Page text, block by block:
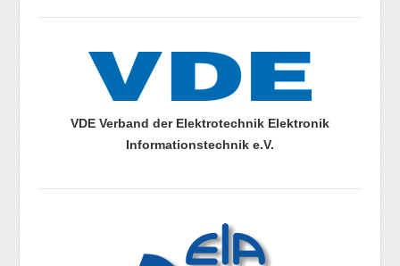
VDE Verband der Elektrotechnik Elektronik
Informationstechnik e.V.